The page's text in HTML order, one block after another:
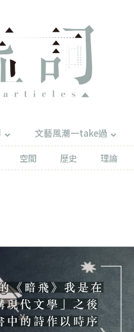
文藝風潮一take過
空間 歷史 理論